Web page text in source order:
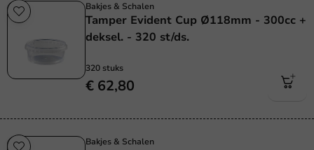
Bakjes & Schalen
Tamper Evident Cup Ø118mm - 300cc +
deksel. - 320 st/ds.
320 stuks
€ 62,80
Bakjes & Schalen